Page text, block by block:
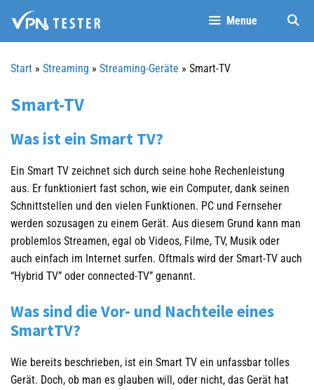
Springe
zum
Inhalt
Menue
Start » Streaming » Streaming-Geräte » Smart-TV
Smart-TV
Was ist ein Smart TV?
Ein Smart TV zeichnet sich durch seine hohe Rechenleistung
aus. Er funktioniert fast schon, wie ein Computer, dank seinen
Schnittstellen und den vielen Funktionen. PC und Fernseher
werden sozusagen zu einem Gerät. Aus diesem Grund kann man
problemlos Streamen, egal ob Videos, Filme, TV, Musik oder
auch einfach im Internet surfen. Oftmals wird der Smart-TV auch
“Hybrid TV” oder connected-TV” genannt.
Was sind die Vor- und Nachteile eines
SmartTV?
Wie bereits beschrieben, ist ein Smart TV ein unfassbar tolles
Gerät. Doch, ob man es glauben will, oder nicht, das Gerät hat